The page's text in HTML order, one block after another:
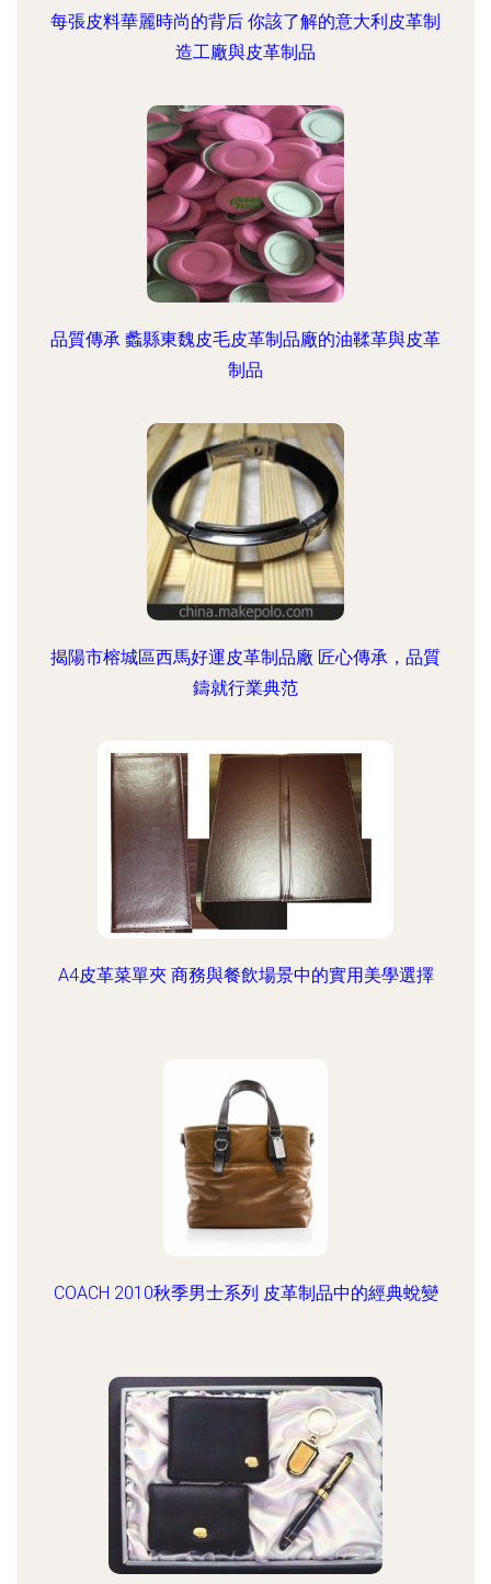
每張皮料華麗時尚的背后 你該了解的意大利皮革制
造工廠與皮革制品
品質傳承 蠡縣東魏皮毛皮革制品廠的油鞣革與皮革
制品
揭陽市榕城區西馬好運皮革制品廠 匠心傳承，品質
鑄就行業典范
A4皮革菜單夾 商務與餐飲場景中的實用美學選擇
COACH 2010秋季男士系列 皮革制品中的經典蛻變